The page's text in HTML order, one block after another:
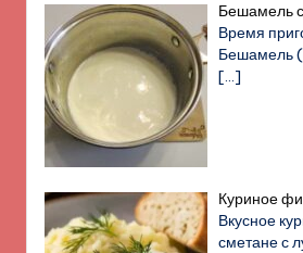
Бешамель
Время
Бешамель
[…]
Куриное
Вкусное
сметане с